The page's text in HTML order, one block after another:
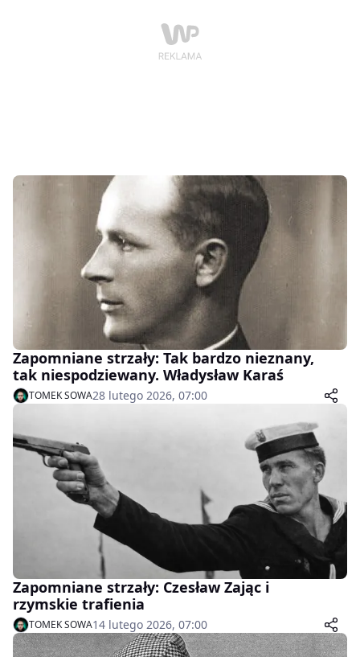
Zapomniane strzały: Tak bardzo nieznany,
tak niespodziewany. Władysław Karaś
TOMEK SOWA28 lutego 2026, 07:00
Zapomniane strzały: Czesław Zając i
rzymskie trafienia
TOMEK SOWA14 lutego 2026, 07:00